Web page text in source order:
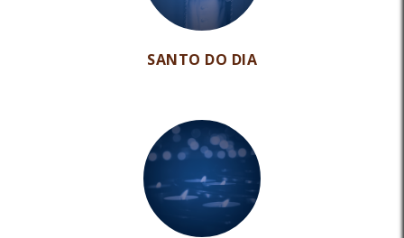
SANTO DO DIA